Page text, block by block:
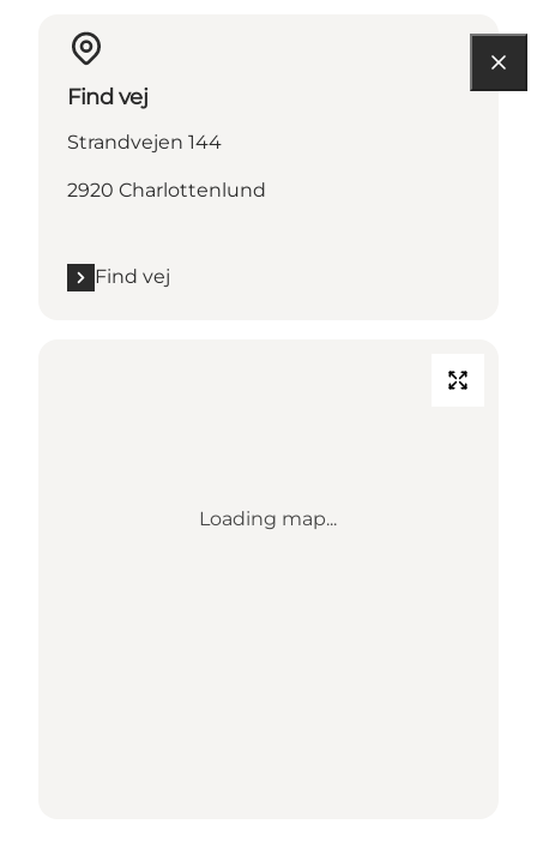
Find vej
Strandvejen 144
2920 Charlottenlund
Find vej
Loading map...